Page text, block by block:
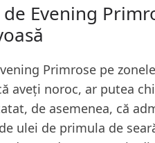
Evening
Primrose pe
aveți noroc, ar putea
de asemenea, că
ulei de primula de